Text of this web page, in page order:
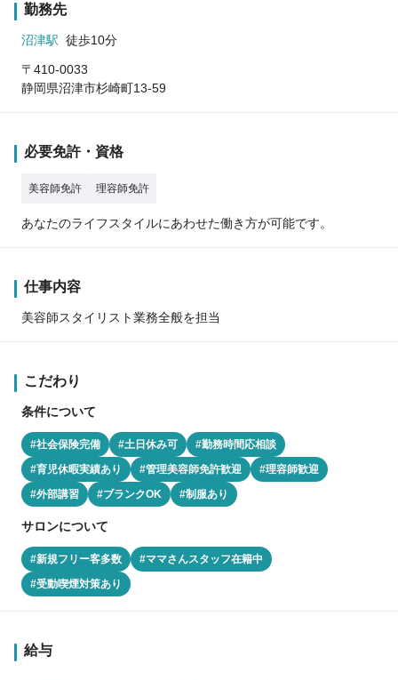
勤務先
沼津駅 徒歩10分
〒410-0033
静岡県沼津市杉崎町13-59
必要免許・資格
美容師免許 理容師免許
あなたのライフスタイルにあわせた働き方が可能です。
仕事内容
美容師スタイリスト業務全般を担当
こだわり
条件について
#社会保険完備 #土日休み可
#勤務時間応相談
#育児休暇実績あり
#管理美容師免許歓迎
#理容師歓迎
#外部講習
#ブランクOK #制服あり
サロンについて
#新規フリー客多数
#ママさんスタッフ在籍中
#受動喫煙対策あり
給与